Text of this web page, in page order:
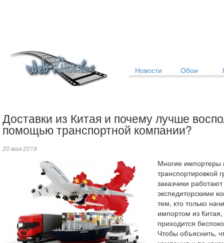
Новости Обои
Доставки из Китая и почему лучше
помощью транспортной компании?
20 мая 2019
Многие импортеры
транспортировкой
заказчики
экспедиторскими
тем, кто только
импортом из
приходится
Чтобы объяснить,